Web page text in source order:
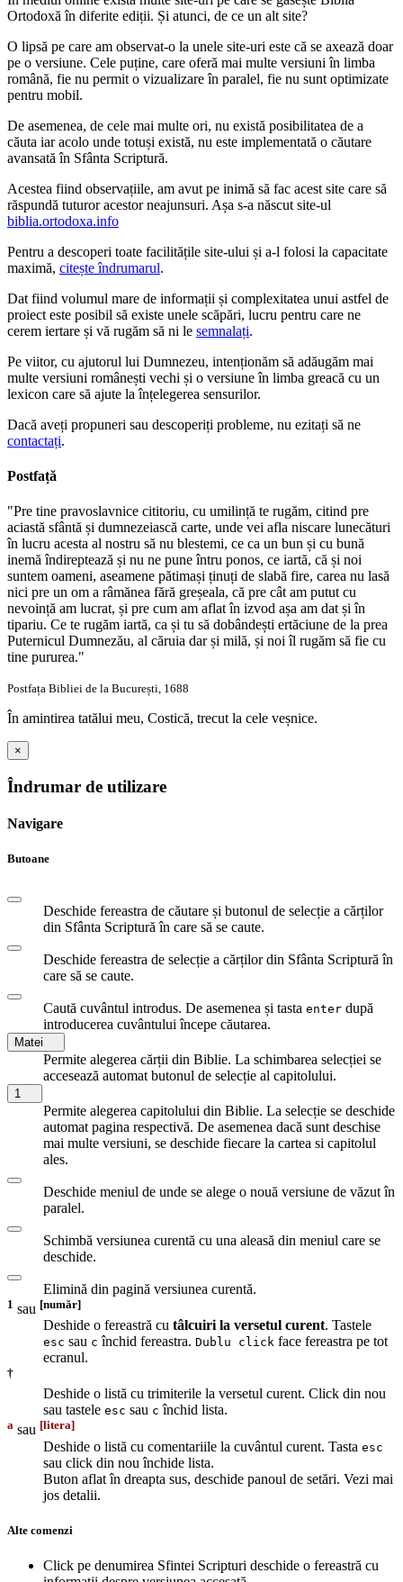
Ortodoxă în diferite ediții. Și atunci, de ce un alt site?
O lipsă pe care am observat-o la unele site-uri este că se axează doar
pe o versiune. Cele puține, care oferă mai multe versiuni în limba
română, fie nu permit o vizualizare în paralel, fie nu sunt optimizate
pentru mobil.
De asemenea, de cele mai multe ori, nu există posibilitatea de a
căuta iar acolo unde totuși există, nu este implementată o căutare
avansată în Sfânta Scriptură.
Acestea fiind observațiile, am avut pe inimă să fac acest site care să
răspundă tuturor acestor neajunsuri. Așa s-a născut site-ul
biblia.ortodoxa.info
Pentru a descoperi toate facilitățile site-ului și a-l folosi la capacitate
maximă, citește îndrumarul.
Dat fiind volumul mare de informații și complexitatea unui astfel de
proiect este posibil să existe unele scăpări, lucru pentru care ne
cerem iertare și vă rugăm să ni le semnalați.
Pe viitor, cu ajutorul lui Dumnezeu, intenționăm să adăugăm mai
multe versiuni românești vechi și o versiune în limba greacă cu un
lexicon care să ajute la înțelegerea sensurilor.
Dacă aveți propuneri sau descoperiți probleme, nu ezitați să ne
contactați.
Postfață
"Pre tine pravoslavnice cititoriu, cu umilință te rugăm, citind pre
aciastă sfântă și dumnezeiască carte, unde vei afla niscare lunecături
în lucru acesta al nostru să nu blestemi, ce ca un bun și cu bună
inemă îndireptează și nu ne pune întru ponos, ce iartă, că și noi
suntem oameni, aseamene pătimași ținuți de slabă fire, carea nu lasă
nici pre un om a râmănea fără greșeala, că pre cât am putut cu
nevoință am lucrat, și pre cum am aflat în izvod așa am dat și în
tipariu. Ce te rugăm iartă, ca și tu să dobândești ertăciune de la prea
Puternicul Dumnezău, al căruia dar și milă, și noi îl rugăm să fie cu
tine pururea."
Postfața Bibliei de la București, 1688
În amintirea tatălui meu, Costică, trecut la cele veșnice.
×
Îndrumar de utilizare
Navigare
Butoane
Deschide fereastra de căutare și butonul de selecție a cărților
din Sfânta Scriptură în care să se caute.
Deschide fereastra de selecție a cărților din Sfânta Scriptură în
care să se caute.
Caută cuvântul introdus. De asemenea și tasta enter după
introducerea cuvântului începe căutarea.
Matei
Permite alegerea cărții din Biblie. La schimbarea selecției se
accesează automat butonul de selecție al capitolului.
1
Permite alegerea capitolului din Biblie. La selecție se deschide
automat pagina respectivă. De asemenea dacă sunt deschise
mai multe versiuni, se deschide fiecare la cartea si capitolul
ales.
Deschide meniul de unde se alege o nouă versiune de văzut în
paralel.
Schimbă versiunea curentă cu una aleasă din meniul care se
deschide.
Elimină din pagină versiunea curentă.
1 sau [număr]
Deshide o fereastră cu tâlcuiri la versetul curent. Tastele
esc sau c închid fereastra. Dublu click face fereastra pe tot
ecranul.
†
Deshide o listă cu trimiterile la versetul curent. Click din nou
sau tastele esc sau c închid lista.
a sau [litera]
Deshide o listă cu comentariile la cuvântul curent. Tasta esc
sau click din nou închide lista.
Buton aflat în dreapta sus, deschide panoul de setări. Vezi mai
jos detalii.
Alte comenzi
Click pe denumirea Sfintei Scripturi deschide o fereastră cu